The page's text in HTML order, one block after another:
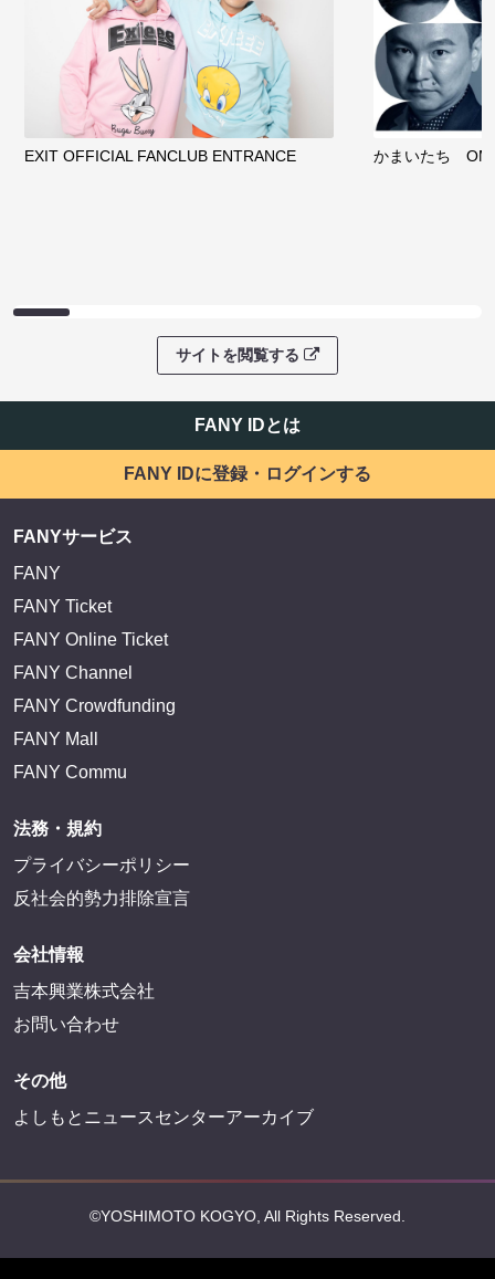
EXIT OFFICIAL FANCLUB ENTRANCE かまいたち
サイトを閲覧する
FANY IDとは
FANY IDに登録・ログインする
FANYサービス
FANY
FANY Ticket
FANY Online Ticket
FANY Channel
FANY Crowdfunding
FANY Mall
FANY Commu
法務・規約
プライバシーポリシー
反社会的勢力排除宣言
会社情報
吉本興業株式会社
お問い合わせ
その他
よしもとニュースセンターアーカイブ
©YOSHIMOTO KOGYO, All Rights Reserved.